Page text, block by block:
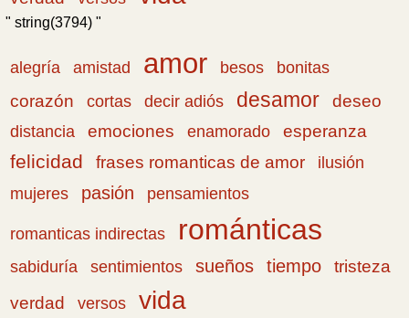
" string(3794) "
alegría amistad amor besos
bonitas
corazón
cortas decir adiós desamor deseo
distancia emociones enamorado esperanza
felicidad frases romanticas de amor
ilusión
mujeres
pasión pensamientos
romanticas indirectas románticas
sabiduría sentimientos sueños tiempo
tristeza
verdad
versos vida